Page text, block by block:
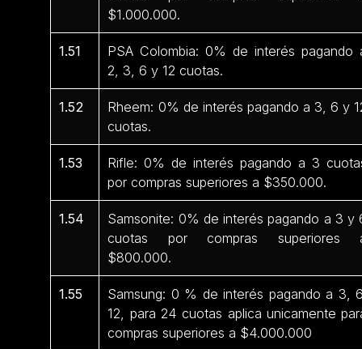
$1.000.000.
1.51
PSA Colombia: 0% de interés pagando
2, 3, 6 y 12 cuotas.
1.52
Rheem: 0% de interés pagando a 3, 6 y
cuotas.
1.53
Rifle: 0% de interés pagando a 3
por compras superiores a $350.000.
1.54
Samsonite: 0% de interés pagando a 3 y
cuotas por compras superiores
$800.000.
1.55
Samsung: 0 % de interés pagando a 3,
12, para 24 cuotas aplica unicamente
compras superiores a $4.000.000